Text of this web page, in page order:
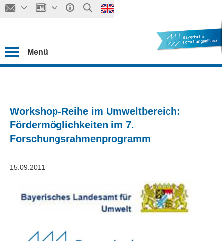
Menü
Workshop-Reihe im Umweltbereich:
Fördermöglichkeiten im 7.
Forschungsrahmenprogramm
15.09.2011